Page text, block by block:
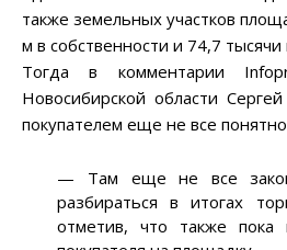
также земельных участков
м в собственности и 74,7 тысячи
Тогда в комментарии
Новосибирской области
покупателем еще не все
— Там еще не все
разбираться в итогах
отметив, что также